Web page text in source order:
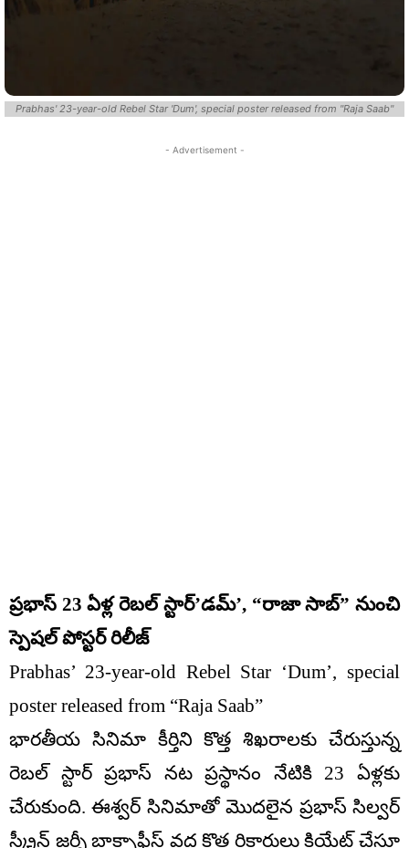
Prabhas' 23-year-old Rebel Star 'Dum', special poster released from "Raja Saab"
- Advertisement -
ప్రభాస్ 23 ఏళ్ల రెబల్ స్టార్’డమ్’, “రాజా సాబ్” నుంచి
స్పెషల్ పోస్టర్ రిలీజ్
Prabhas’ 23-year-old Rebel Star ‘Dum’, special
poster released from “Raja Saab”
భారతీయ సినిమా కీర్తిని కొత్త శిఖరాలకు చేరుస్తున్న
రెబల్ స్టార్ ప్రభాస్ నట ప్రస్థానం నేటికి 23 ఏళ్లకు
చేరుకుంది. ఈశ్వర్ సినిమాతో మొదలైన ప్రభాస్ సిల్వర్
స్క్రీన్ జర్నీ బాక్సాఫీస్ వద్ద కొత్త రికార్డులు క్రియేట్ చేస్తూ